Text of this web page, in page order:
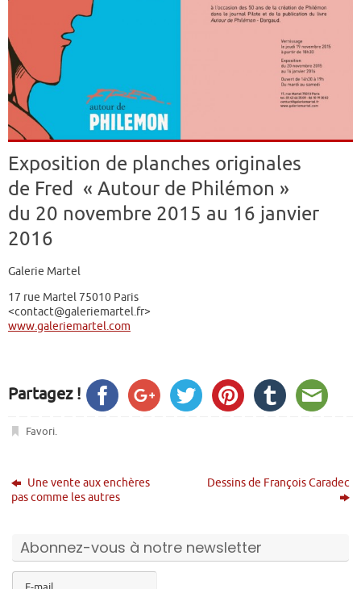
Exposition de planches originales
de Fred « Autour de Philémon »
du 20 novembre 2015 au 16 janvier
2016
Galerie Martel
17 rue Martel 75010 Paris
<contact@galeriemartel.fr>
www.galeriemartel.com
Partagez !
Favori.
Une vente aux enchères
pas comme les autres
Dessins de François Caradec
Abonnez-vous à notre newsletter